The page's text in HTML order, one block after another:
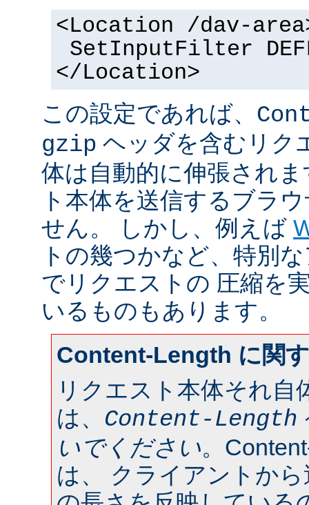
<Location /dav-
SetInputFilter
</Location>
この設定であれば、
gzip ヘッダを含むリク
体は自動的に伸張され
ト本体を送信するブラ
せん。 しかし、例えば
トの幾つかなど、特別
でリクエストの 圧縮を
いるものもあります。
Content-Length に関
リクエスト本体それ自
は、 Content-Length
いでください。
は、 クライアントか